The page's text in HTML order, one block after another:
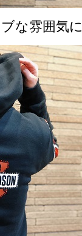
な雰囲気